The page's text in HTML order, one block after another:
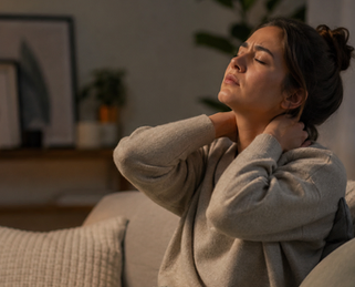
Prise de sang Soins